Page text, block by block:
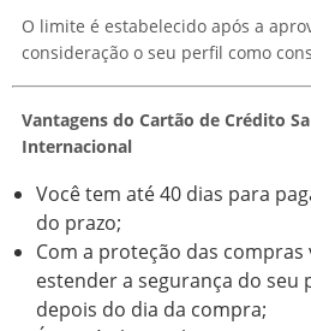
O limite é estabelecido após a
consideração o seu perfil como
Vantagens do Cartão de Crédito
Internacional
Você tem até 40 dias para
do prazo;
Com a proteção das compras
estender a segurança do seu
depois do dia da compra;